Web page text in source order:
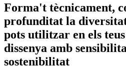
Forma't tècnicament,
profunditat la
pots utilitzar en els
dissenya amb
sostenibilitat